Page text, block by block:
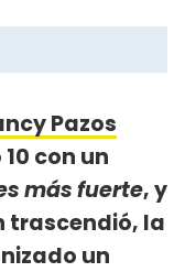
Pazos
con un
más fuerte, y
trascendió, la
un